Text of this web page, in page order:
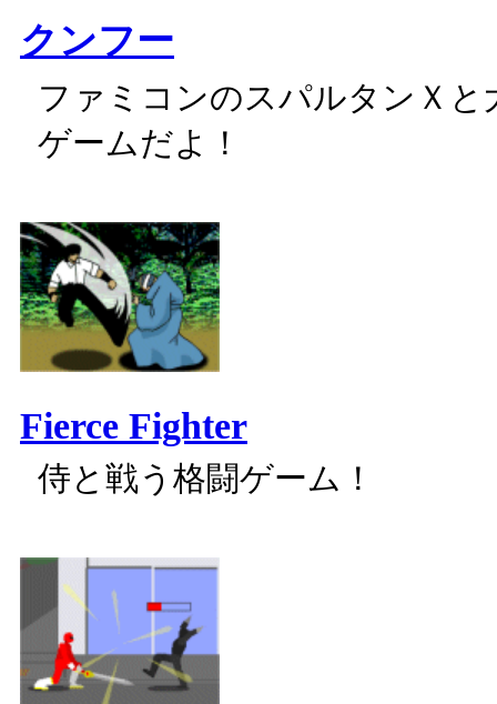
クンフー
ファミコンのスパルタンＸと
ゲームだよ！
Fierce Fighter
侍と戦う格闘ゲーム！